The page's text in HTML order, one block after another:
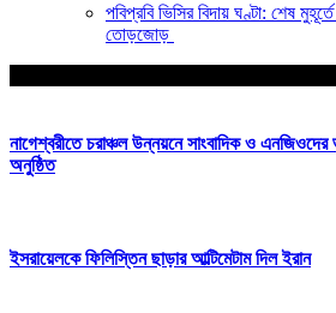
পবিপ্রবি ভিসির বিদায় ঘণ্টা: শেষ
তোড়জোড়
নাগেশ্বরীতে চরাঞ্চল উন্নয়নে সাংবাদিক ও এনজিওদের
অনুষ্ঠিত
ইসরায়েলকে ফিলিস্তিন ছাড়ার আল্টিমেটাম দিল ইরান